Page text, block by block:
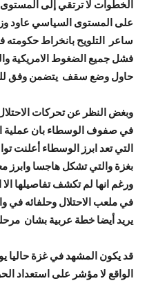
الخطوات لا ترتقي إلى
على المستوى السياسي عاود
ساعر التلويح بانخراط حكومته
فشل جميع الضغوط الامريكية
حاول وضع سقف يتضمن وفق
وبغض النظر عن تحركات
في صفوف الوسطاء بان عملية
التي تعد ابرز الوسطاء أعلنت
بغزة والتي تشكل هاجسا وابرز
ورغم انها لم تكشف تفاصيلها الا
في ملعب الاحتلال وحلفائه
يريد أيضا خطة عربية بشان
قد يكون المشهد في غزة حاليا
الواقع لا مؤشر على استعداد